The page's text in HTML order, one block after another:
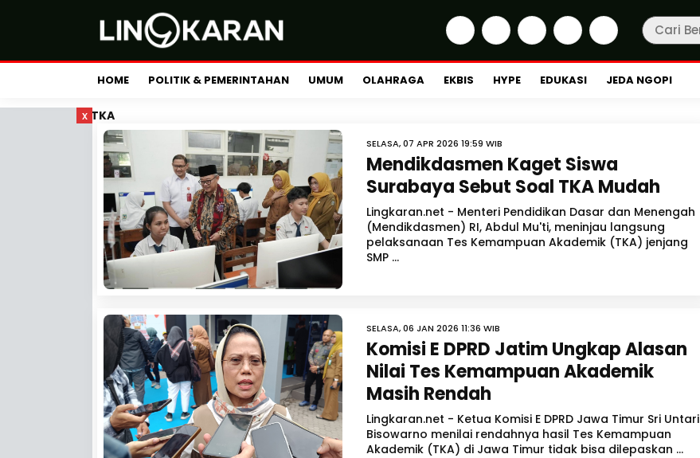
HOME POLITIK & PEMERINTAHAN UMUM OLAHRAGA EKBIS HYPE EDUKASI JEDA NGOPI
x TKA
SELASA, 07 APR 2026 19:59 WIB
Mendikdasmen Kaget Siswa
Surabaya Sebut Soal TKA Mudah
Lingkaran.net - Menteri Pendidikan Dasar dan Menengah
(Mendikdasmen) RI, Abdul Mu'ti, meninjau langsung
pelaksanaan Tes Kemampuan Akademik (TKA) jenjang
SMP ...
SELASA, 06 JAN 2026 11:36 WIB
Komisi E DPRD Jatim Ungkap Alasan
Nilai Tes Kemampuan Akademik
Masih Rendah
Lingkaran.net - Ketua Komisi E DPRD Jawa Timur Sri Untari
Bisowarno menilai rendahnya hasil Tes Kemampuan
Akademik (TKA) di Jawa Timur tidak bisa dilepaskan ...